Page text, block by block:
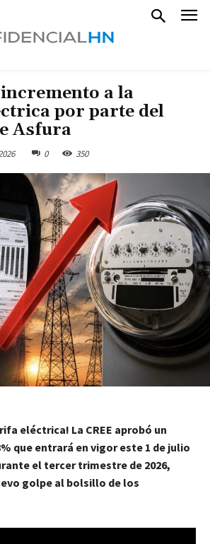
a la
por parte del
Asfura
0 350
eléctrica! La CREE aprobó un
que entrará en vigor este 1 de julio
el tercer trimestre de 2026,
golpe al bolsillo de los